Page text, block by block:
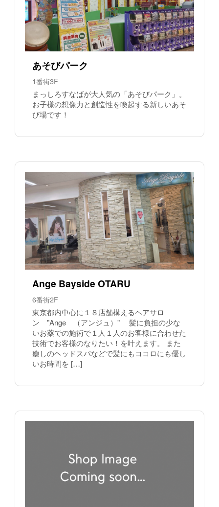
あそびパーク
1番街3F
まっしろすなばが大人気の「あそびパーク」。
お子様の想像力と創造性を喚起する新しいあそ
び場です！
Ange Bayside OTARU
6番街2F
東京都内中心に１８店舗構えるヘアサロ
ン ”Ange （アンジュ）” 髪に負担の少な
いお薬での施術で１人１人のお客様に合わせた
技術でお客様のなりたい！を叶えます。 また
癒しのヘッドスパなどで髪にもココロにも優し
いお時間を […]